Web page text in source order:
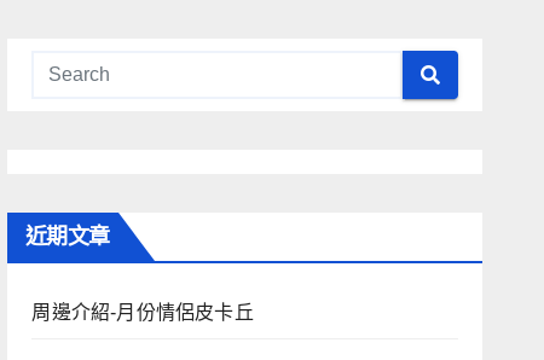
近期文章
周邊介紹-月份情侶皮卡丘